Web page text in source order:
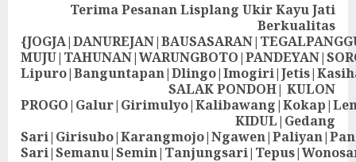
Terima Pesanan Lisplang Ukir Kayu Jati
Berkualitas
SALAK PONDOH| KULON
KIDUL|Gedang